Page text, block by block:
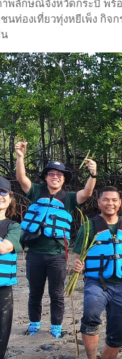
ท่องเที่ยวทุ่งหยีเพ็ง กิจ